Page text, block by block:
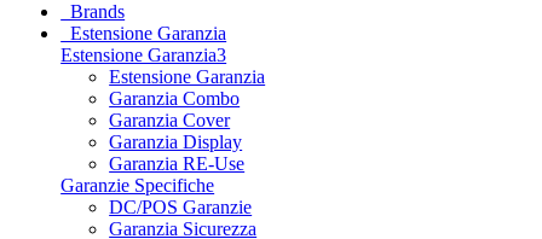
Brands
Estensione Garanzia
Estensione Garanzia3
Estensione Garanzia
Garanzia Combo
Garanzia Cover
Garanzia Display
Garanzia RE-Use
Garanzie Specifiche
DC/POS Garanzie
Garanzia Sicurezza